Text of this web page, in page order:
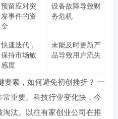
预留应对突
发事件的资
金
设备故障导致财
务危机
快速迭代，
保持市场敏
感度
未能及时更新产
品导致用户流失
重要。科技行业变化快，今
汰。以往有家创业公司在推